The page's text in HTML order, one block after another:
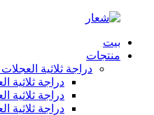
بيت
منتجات
دراجة ثلاثية العجلات
دراجة ثلاثية
دراجة ثلاثية
دراجة ثلاثية